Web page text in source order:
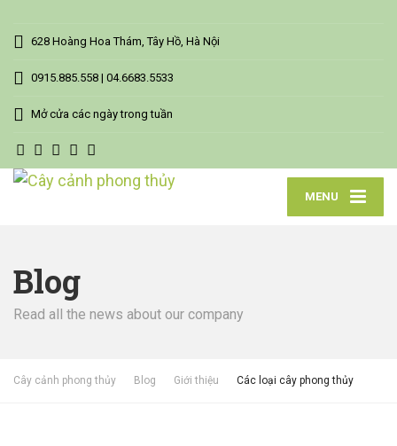
628 Hoàng Hoa Thám, Tây Hồ, Hà Nội
0915.885.558 | 04.6683.5533
Mở cửa các ngày trong tuần
MENU
Blog
Read all the news about our company
Cây cảnh phong thủy Blog Giới thiệu Các loại cây phong thủy